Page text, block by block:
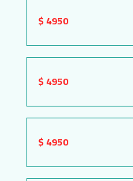
4950 $
4950 $
4950 $